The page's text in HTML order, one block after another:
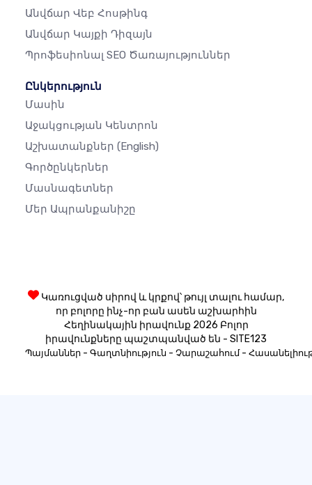
Անվճար Վեբ Հոսթինգ
Անվճար Կայքի Դիզայն
Պրոֆեսիոնալ SEO Ծառայություններ
Ընկերություն
Մասին
Աջակցության Կենտրոն
Աշխատանքներ (English)
Գործընկերներ
Մասնագետներ
Մեր Ապրանքանիշը
Կառուցված սիրով և կրքով՝ թույլ տալու համար,
որ բոլորը ինչ-որ բան ասեն աշխարհին
Հեղինակային իրավունք 2026 Բոլոր
իրավունքները պաշտպանված են - SITE123
Պայմաններ - Գաղտնիություն - Չարաշահում-